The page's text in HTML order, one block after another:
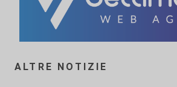
ALTRE NOTIZIE